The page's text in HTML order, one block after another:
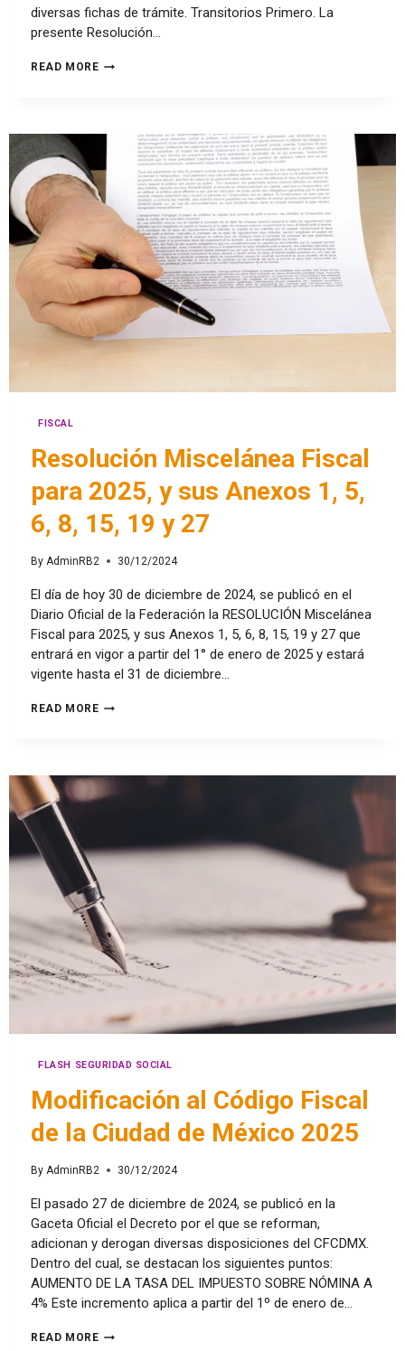
diversas fichas de trámite. Transitorios Primero. La
presente Resolución…
READ MORE
FISCAL
Resolución Miscelánea Fiscal
para 2025, y sus Anexos 1, 5,
6, 8, 15, 19 y 27
By AdminRB2 30/12/2024
El día de hoy 30 de diciembre de 2024, se publicó en el
Diario Oficial de la Federación la RESOLUCIÓN Miscelánea
Fiscal para 2025, y sus Anexos 1, 5, 6, 8, 15, 19 y 27 que
entrará en vigor a partir del 1° de enero de 2025 y estará
vigente hasta el 31 de diciembre…
READ MORE
FLASH SEGURIDAD SOCIAL
Modificación al Código Fiscal
de la Ciudad de México 2025
By AdminRB2 30/12/2024
El pasado 27 de diciembre de 2024, se publicó en la
Gaceta Oficial el Decreto por el que se reforman,
adicionan y derogan diversas disposiciones del CFCDMX.
Dentro del cual, se destacan los siguientes puntos:
AUMENTO DE LA TASA DEL IMPUESTO SOBRE NÓMINA A
4% Este incremento aplica a partir del 1º de enero de…
READ MORE